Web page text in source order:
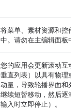
将菜单、素材资源和控件
中。请勿在主编辑面板中
您的应用会更新滚动互动
垂直列表）以具有物理或
动量，导致轮播界面和列
继续短暂移动，然后逐渐
输入时立即停止）。